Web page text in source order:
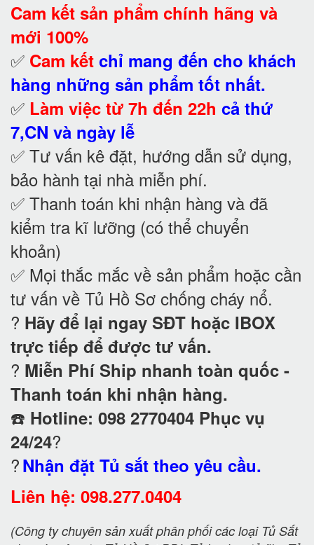
Cam kết sản phẩm chính hãng và
mới 100%
✅ Cam kết chỉ mang đến cho khách
hàng những sản phẩm tốt nhất.
✅ Làm việc từ 7h đến 22h cả thứ
7,CN và ngày lễ
✅ Tư vấn kê đặt, hướng dẫn sử dụng,
bảo hành tại nhà miễn phí.
✅ Thanh toán khi nhận hàng và đã
kiểm tra kĩ lưỡng (có thể chuyển
khoản)
✅ Mọi thắc mắc về sản phẩm hoặc cần
tư vấn về Tủ Hồ Sơ chống cháy nổ.
? Hãy để lại ngay SĐT hoặc IBOX
trực tiếp để được tư vấn.
? Miễn Phí Ship nhanh toàn quốc -
Thanh toán khi nhận hàng.
☎️ Hotline: 098 2770404 Phục vụ
24/24?
?Nhận đặt Tủ sắt theo yêu cầu.
Liên hệ: 098.277.0404
(Công ty chuyên sản xuất phân phối các loại Tủ Sắt